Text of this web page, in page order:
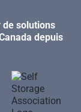
de solutions
depuis